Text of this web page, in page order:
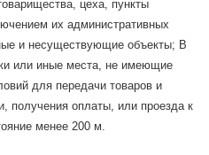
цеха, пункты
их административных
и несуществующие объекты; В
или иные места, не имеющие
для передачи товаров и
получения оплаты, или проезда к
менее 200 м.